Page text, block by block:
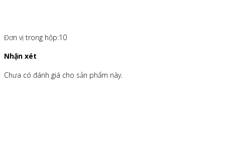
Đơn vị trong hộp:10
Nhận xét
Chưa có đánh giá cho sản phẩm này.